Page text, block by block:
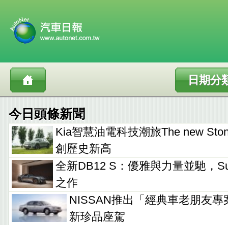
日期分
今日頭條新聞
Kia智慧油電科技潮旅The new
創歷史新高
全新DB12 S：優雅與力量並馳，
之作
NISSAN推出「經典車老朋友專
新珍品座駕